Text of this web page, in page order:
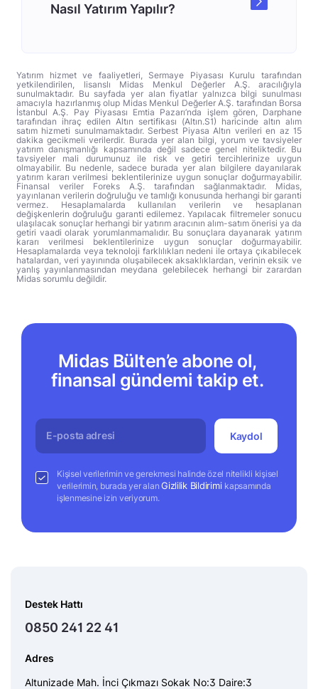
Nasıl Yatırım Yapılır?
Yatırım hizmet ve faaliyetleri, Sermaye Piyasası Kurulu tarafından
yetkilendirilen, lisanslı Midas Menkul Değerler A.Ş. aracılığıyla
sunulmaktadır. Bu sayfada yer alan fiyatlar yalnızca bilgi sunulması
amacıyla hazırlanmış olup Midas Menkul Değerler A.Ş. tarafından Borsa
İstanbul A.Ş. Pay Piyasası Emtia Pazarı’nda işlem gören, Darphane
tarafından ihraç edilen Altın sertifikası (Altın.S1) haricinde altın alım
satım hizmeti sunulmamaktadır. Serbest Piyasa Altın verileri en az 15
dakika gecikmeli verilerdir. Burada yer alan bilgi, yorum ve tavsiyeler
yatırım danışmanlığı kapsamında değil sadece genel niteliktedir. Bu
tavsiyeler mali durumunuz ile risk ve getiri tercihlerinize uygun
olmayabilir. Bu nedenle, sadece burada yer alan bilgilere dayanılarak
yatırım kararı verilmesi beklentilerinize uygun sonuçlar doğurmayabilir.
Finansal veriler Foreks A.Ş. tarafından sağlanmaktadır. Midas,
yayınlanan verilerin doğruluğu ve tamlığı konusunda herhangi bir garanti
vermez. Hesaplamalarda kullanılan verilerin ve hesaplanan
değişkenlerin doğruluğu garanti edilemez. Yapılacak filtremeler sonucu
ulaşılacak sonuçlar herhangi bir yatırım aracının alım-satım önerisi ya da
getiri vaadi olarak yorumlanmamalıdır. Bu sonuçlara dayanarak yatırım
kararı verilmesi beklentilerinize uygun sonuçlar doğurmayabilir.
Hesaplamalarda veya teknoloji farklılıkları nedeni ile ortaya çıkabilecek
hatalardan, veri yayınında oluşabilecek aksaklıklardan, verinin eksik ve
yanlış yayınlanmasından meydana gelebilecek herhangi bir zarardan
Midas sorumlu değildir.
Midas Bülten’e abone ol,
finansal gündemi takip et.
Kaydol
Kişisel verilerimin ve gerekmesi halinde özel nitelikli kişisel
verilerimin, burada yer alanGizlilik Bildirimi kapsamında
işlenmesine izin veriyorum.
Destek Hattı
0850 241 22 41
Adres
Altunizade Mah. İnci Çıkmazı Sokak No:3 Daire:3